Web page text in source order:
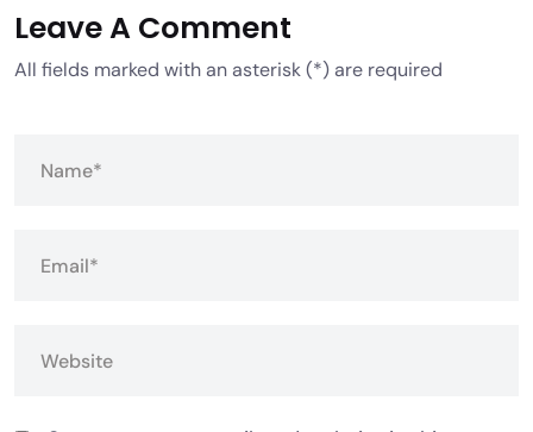
Leave A Comment
All fields marked with an asterisk (*) are required